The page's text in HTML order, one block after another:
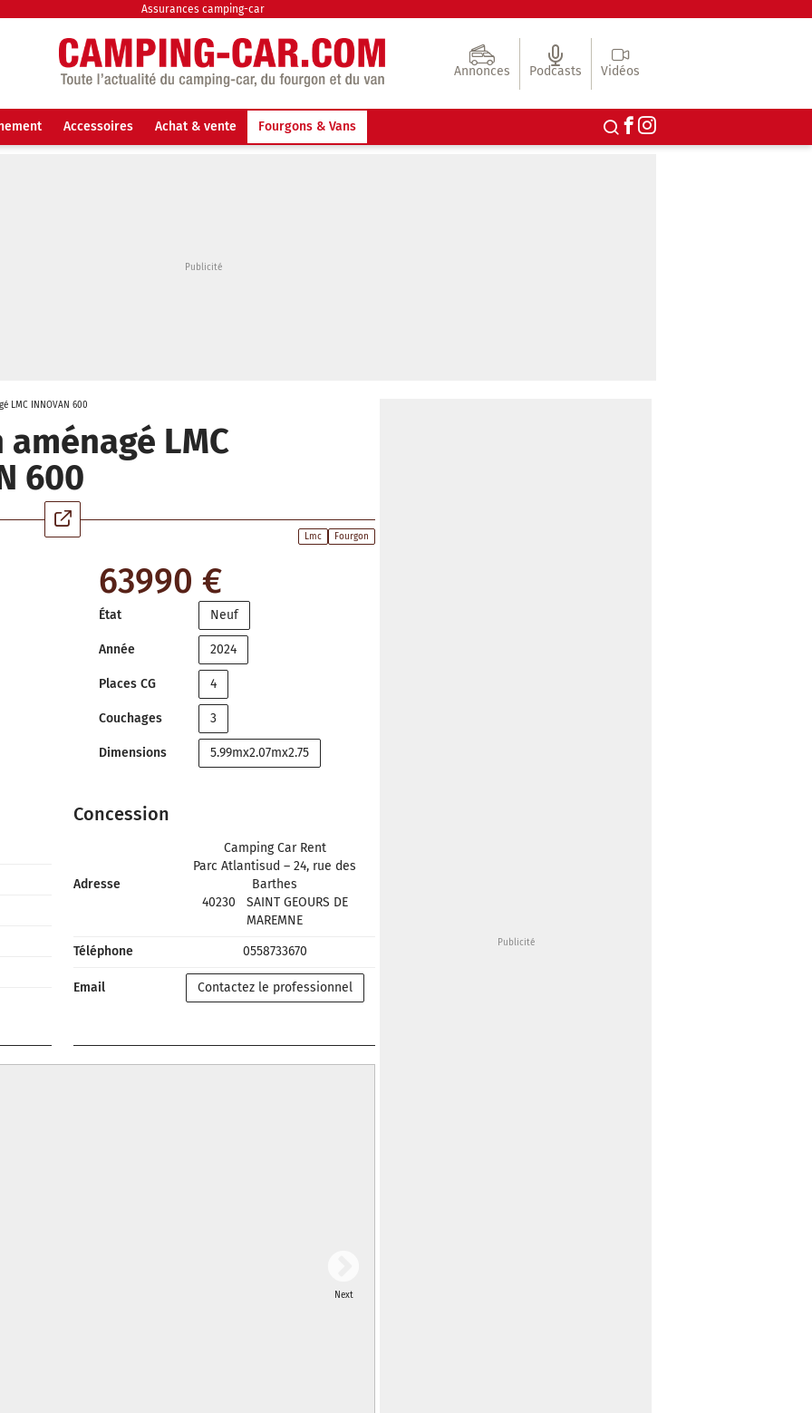
Assurances camping-car
Annonces Podcasts Vidéos
Accessoires Achat & vente Fourgons & Vans
LMC INNOVAN 600
aménagé LMC
600
Lmc Fourgon
63990 €
État Neuf
Année 2024
Places CG 4
Couchages 3
Dimensions 5.99mx2.07mx2.75
Concession
Adresse
Camping Car Rent
Parc Atlantisud – 24, rue des
Barthes
40230
SAINT GEOURS DE
MAREMNE
Téléphone
0558733670
Email Contactez le professionnel
Next